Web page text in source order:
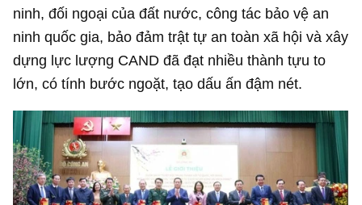
ninh, đối ngoại của đất nước, công tác bảo vệ an
ninh quốc gia, bảo đảm trật tự an toàn xã hội và xây
dựng lực lượng CAND đã đạt nhiều thành tựu to
lớn, có tính bước ngoặt, tạo dấu ấn đậm nét.